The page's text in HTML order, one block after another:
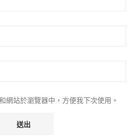
網站於瀏覽器中，方便我下次使用。